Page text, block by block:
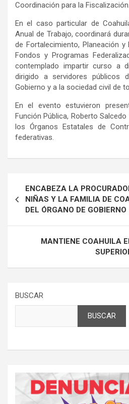
Coordinación para la Fiscalización.
En el caso particular de
Anual de Trabajo, coordinará
de Fortalecimiento, Planeación
Fondos y Programas
contemplado impartir curso a
dirigido a servidores públicos
Gobierno y a la sociedad civil de
En el evento estuvieron
Función Pública, Roberto
los Órganos Estatales de
federativas.
de
entradas
ENCABEZA LA
NIÑAS Y LA FAMILIA DE
DEL ÓRGANO DE GOBIERNO
MANTIENE COAHUILA
BUSCAR
BUSCAR